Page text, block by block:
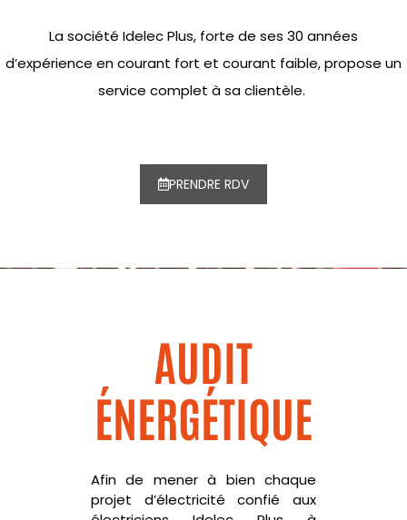
La société IdelecPlus, forte de ses 30 années
d’expérience en courant fort et courant faible, propose un
service complet à sa clientèle.
PRENDRE RDV
AUDIT
ÉNERGÉTIQUE
Afin de mener à bien chaque
projet d’électricité confié aux